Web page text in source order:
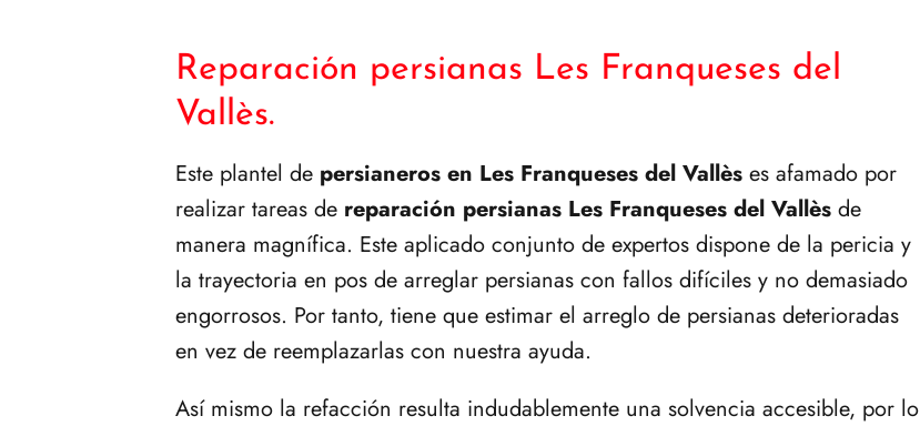
Reparación persianas Les Franqueses del
Vallès.
Este plantel de persianeros en Les Franqueses del Vallès es afamado por
realizar tareas de reparación persianas Les Franqueses del Vallès de
manera magnífica. Este aplicado conjunto de expertos dispone de la pericia y
la trayectoria en pos de arreglar persianas con fallos difíciles y no demasiado
engorrosos. Por tanto, tiene que estimar el arreglo de persianas deterioradas
en vez de reemplazarlas con nuestra ayuda.
Así mismo la refacción resulta indudablemente una solvencia accesible, por lo